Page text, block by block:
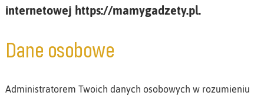
internetowej https://mamygadzety.pl.
Dane osobowe
Administratorem Twoich danych osobowych w rozumieniu